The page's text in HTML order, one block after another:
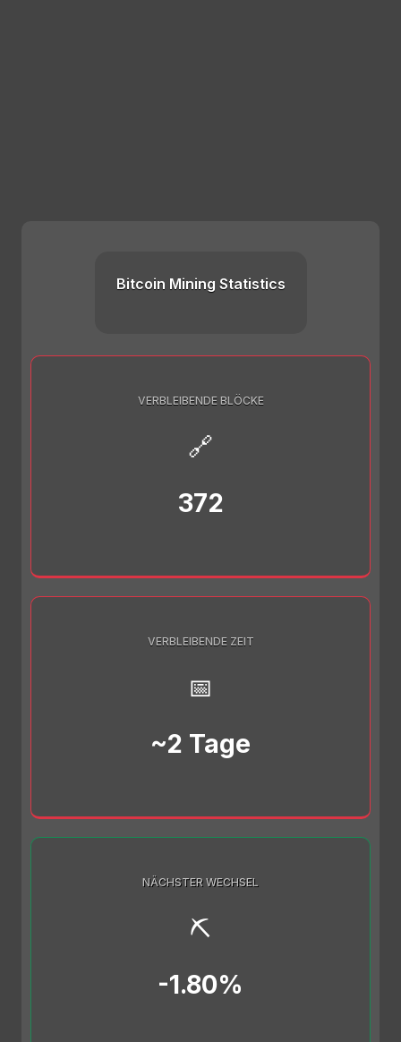
Bitcoin Mining Statistics
VERBLEIBENDE BLÖCKE
🔗
372
VERBLEIBENDE ZEIT
📅
~2 Tage
NÄCHSTER WECHSEL
⛏️
-1.80%